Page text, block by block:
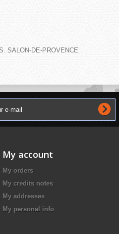
SALON-DE-PROVENCE
My account
My orders
My credits notes
My addresses
My personal info